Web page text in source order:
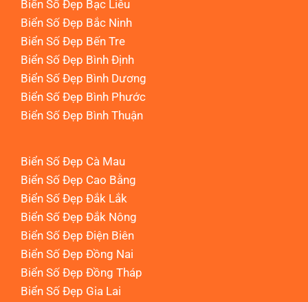
Biển Số Đẹp Bạc Liêu
Biển Số Đẹp Bắc Ninh
Biển Số Đẹp Bến Tre
Biển Số Đẹp Bình Định
Biển Số Đẹp Bình Dương
Biển Số Đẹp Bình Phước
Biển Số Đẹp Bình Thuận
Biển Số Đẹp Cà Mau
Biển Số Đẹp Cao Bằng
Biển Số Đẹp Đắk Lắk
Biển Số Đẹp Đắk Nông
Biển Số Đẹp Điện Biên
Biển Số Đẹp Đồng Nai
Biển Số Đẹp Đồng Tháp
Biển Số Đẹp Gia Lai